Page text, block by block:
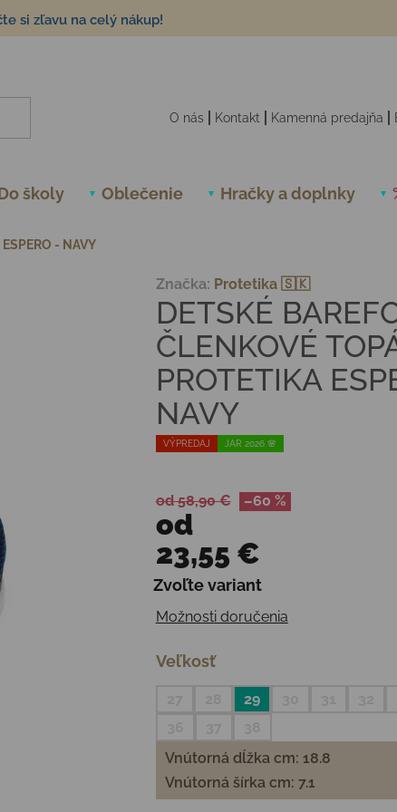
si zľavu na celý nákup!
O nás Kontakt Kamenná predajňa
školy Oblečenie Hračky a doplnky
- NAVY
VÝPREDAJ JAR 2026 🌸
DETSKÉ
ČLENKOVÉ
PROTETIKA
NAVY
Značka: Protetika 🇸🇰
od 58,90 € –60 %
od
23,55 €
Jednotková cena:
Zvoľte variant
Možnosti doručenia
Veľkosť
29
Vnútorná dĺžka cm: 18.8
Vnútorná šírka cm: 7.1